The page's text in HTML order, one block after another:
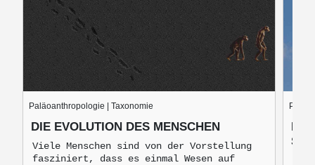
Paläoanthropologie | Taxonomie
DIE EVOLUTION DES MENSCHEN
Viele Menschen sind von der Vorstellung
fasziniert, dass es einmal Wesen auf
DIE